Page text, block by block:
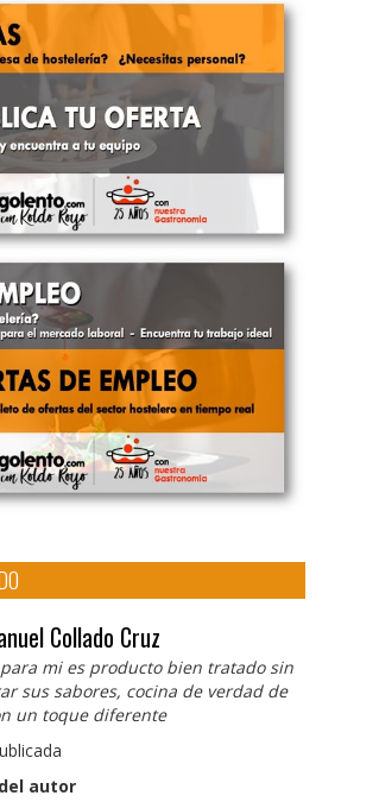
Collado Cruz
mi es producto bien tratado sin
sus sabores, cocina de verdad de
un toque diferente
autor